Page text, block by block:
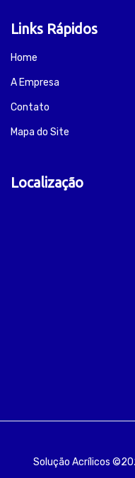
Links Rápidos
Home
A Empresa
Contato
Mapa do Site
Localização
Solução Acrílicos